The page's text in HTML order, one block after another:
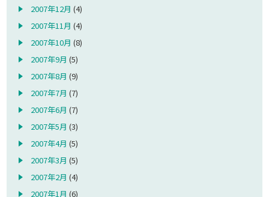
2007年12月 (4)
2007年11月 (4)
2007年10月 (8)
2007年9月 (5)
2007年8月 (9)
2007年7月 (7)
2007年6月 (7)
2007年5月 (3)
2007年4月 (5)
2007年3月 (5)
2007年2月 (4)
2007年1月 (6)